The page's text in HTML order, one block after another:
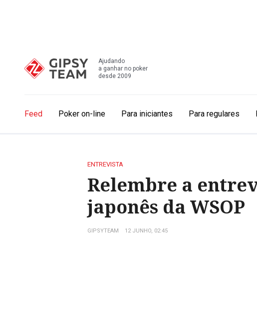
Ajudando
a ganhar no poker
desde 2009
Feed Poker on-line Para iniciantes Para regulares
ENTREVISTA
Relembre a
japonês da WSOP
GIPSYTEAM 12 JUNHO, 02:45